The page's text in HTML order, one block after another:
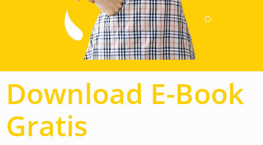
Download E-Book
Gratis